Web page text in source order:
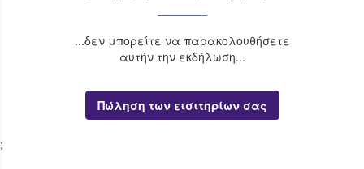
...δεν μπορείτε να παρακολουθήσετε
αυτήν την εκδήλωση...
Πώληση των εισιτηρίων σας
;